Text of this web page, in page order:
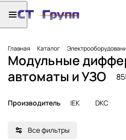
Главная Каталог
Модульные
автоматы и УЗО
Производитель IEK DKC
Все фильтры